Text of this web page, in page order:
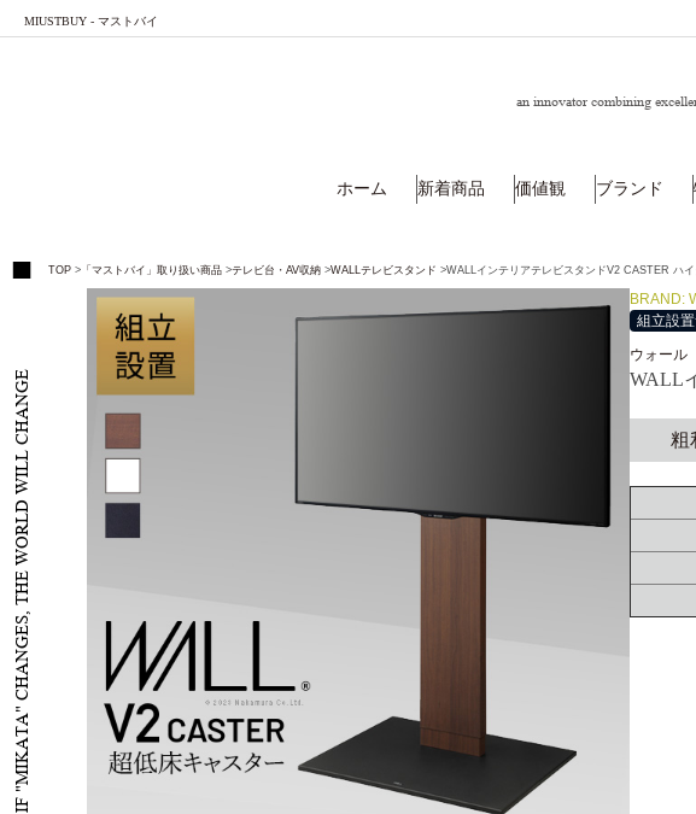
MIUSTBUY - マストバイ
an innovator combining
ホーム 新着商品 価値観 ブランド
TOP > 「マストバイ」取り扱い商品 >テレビ台・AV収納 >WALLテレビスタンド >WALLインテリアテレビスタンドV2 CASTER ハ
BRAND:
組立設
ウォール
WALL
粗
IF "MIKATA" CHANGES, THE WORLD WILL CHANGE